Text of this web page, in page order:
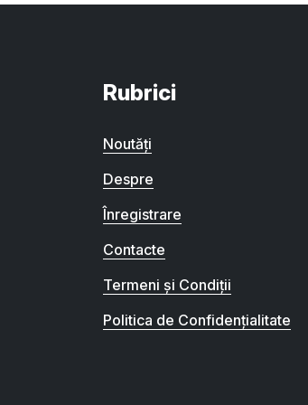
Rubrici
Noutăți
Despre
Înregistrare
Contacte
Termeni și Condiții
Politica de Confidențialitate